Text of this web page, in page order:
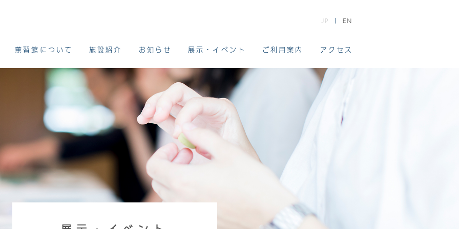
薫習館について 施設紹介 お知らせ 展示・イベント ご利用案内 アクセス
JP EN